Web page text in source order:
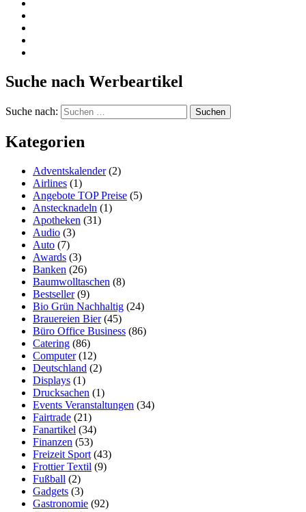
Suche nach Werbeartikel
Suche nach:
Kategorien
Adventskalender(2)
Airlines (1)
Angebote TOP Preise (5)
Anstecknadeln (1)
Apotheken (31)
Audio (3)
Auto (7)
Awards (3)
Banken (26)
Baumwolltaschen (8)
Bestseller(9)
Bio Grün Nachhaltig (24)
Brauereien Bier(45)
Büro Office Business (86)
Catering (86)
Computer(12)
Deutschland (2)
Displays (1)
Drucksachen (1)
Events Veranstaltungen (34)
Fairtrade (21)
Fanartikel (34)
Finanzen (53)
Freizeit Sport (43)
Frottier Textil (9)
Fußball (2)
Gadgets (3)
Gastronomie (92)